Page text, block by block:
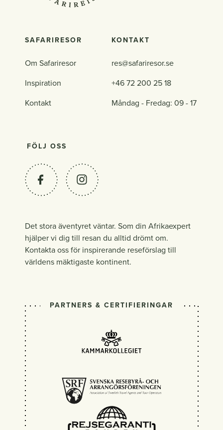
SAFARIRESOR
Om Safariresor
Inspiration
Kontakt
KONTAKT
res@safariresor.se
+46 72 200 25 18
Måndag - Fredag: 09 - 17
FÖLJ OSS
Det stora äventyret väntar. Som din Afrikaexpert
hjälper vi dig till resan du alltid drömt om.
Kontakta oss för inspirerande reseförslag till
världens mäktigaste kontinent.
PARTNERS & CERTIFIERINGAR